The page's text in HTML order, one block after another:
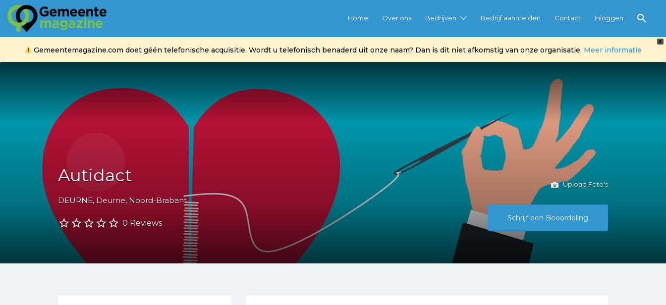
X
Gemeentemagazine.com doet géén telefonische acquisitie. Wordt u telefonisch benaderd uit onze naam? Dan is dit niet afkomstig van onze organisatie. Meer informatie
Home Over ons Bedrijven Bedrijf aanmelden Contact Inloggen
Zoek
naar:
Autidact
DEURNE, Deurne, Noord-Brabant
0 Reviews
Upload Foto's
Schrijf een Beoordeling